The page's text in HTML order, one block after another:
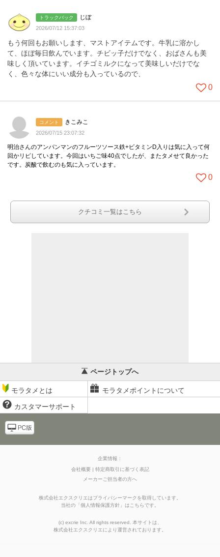
トラックバック じぼ
2026/07/12 15:37:03
もう何回もお願いします、マストアイテムです。牛乳に溶かし
て、ほぼ毎日飲んでいます。チビッ子だけでなく、おばさんも美
味しく頂いています。イチゴミルクになって美味しいだけでな
く、色々な体にいい成分も入っているので、
0
コメント きこみこ
2026/07/15 23:07:32
明治さんのアンパンマンのフルーツソース鉄+ビタミンD入りは気に入って何
回かリピしています。今回はいちご味40点でしたが、またタメせて良かった
です。炭酸で飲むのも気に入っています。
0
クチコミ一覧はこちら
ページトップへ
モラタメとは モラタメポイントについて
カスタマーサポート
企業情報：
会社概要
特定商取引に基づく表記
メーカーご担当者の方へ
株式会社エクスクリエはプライバシーマークを取得しています。
当社の 「個人情報保護方針 」はこちらです。
(c) excrie Inc. All rights reserved. 本サイトは、
株式会社エクスクリエにより運営されております。